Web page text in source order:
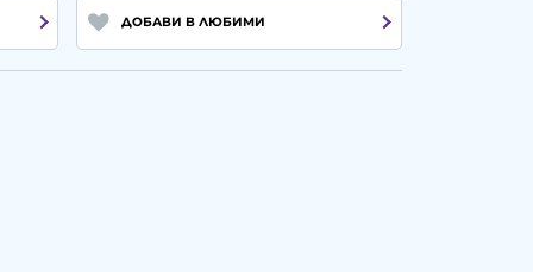
ДОБАВИ В ЛЮБИМИ